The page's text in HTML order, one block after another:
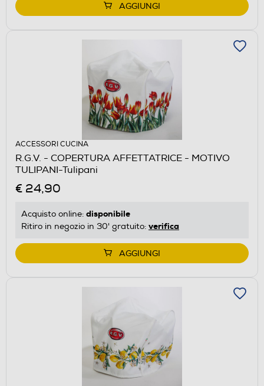
AGGIUNGI
ACCESSORI CUCINA
R.G.V. - COPERTURA AFFETTATRICE - MOTIVO
TULIPANI-Tulipani
€ 24,90
Acquisto online: disponibile
Ritiro in negozio in 30' gratuito: verifica
AGGIUNGI